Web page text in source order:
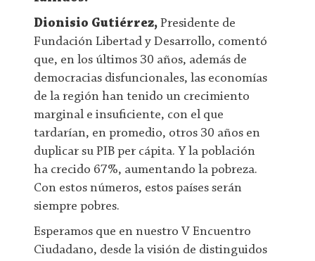
Dionisio Gutiérrez, Presidente de
Fundación Libertad y Desarrollo, comentó
que, en los últimos 30 años, además de
democracias disfuncionales, las economías
de la región han tenido un crecimiento
marginal e insuficiente, con el que
tardarían, en promedio, otros 30 años en
duplicar su PIB per cápita. Y la población
ha crecido 67%, aumentando la pobreza.
Con estos números, estos países serán
siempre pobres.
Esperamos que en nuestro V Encuentro
Ciudadano, desde la visión de distinguidos